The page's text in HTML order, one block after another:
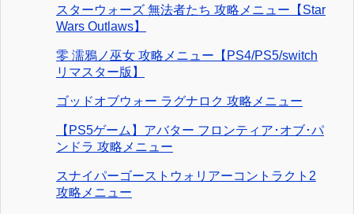
スターウォーズ 無法者たち 攻略メニュー【Star
Wars Outlaws】
零 濡鴉ノ巫女 攻略メニュー【PS4/PS5/switch
リマスター版】
ゴッドオブウォー ラグナロク 攻略メニュー
【PS5ゲーム】アバター フロンティア･オブ･パ
ンドラ 攻略メニュー
スナイパーゴーストウォリアーコントラクト2
攻略メニュー